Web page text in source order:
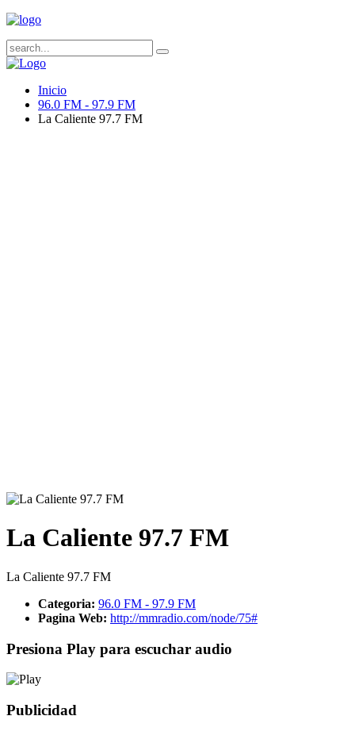
Inicio
96.0 FM - 97.9 FM
La Caliente 97.7 FM
La Caliente 97.7 FM
La Caliente 97.7 FM
Categoria: 96.0 FM - 97.9 FM
Pagina Web: http://mmradio.com/node/75#
Presiona Play para escuchar audio
Publicidad